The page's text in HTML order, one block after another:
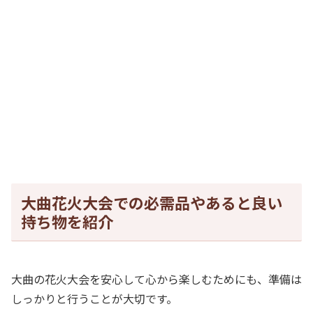
大曲花火大会での必需品やあると良い
持ち物を紹介
大曲の花火大会を安心して心から楽しむためにも、準備は
しっかりと行うことが大切です。